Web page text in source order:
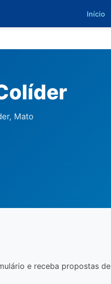
Início
Mato
e receba propostas de